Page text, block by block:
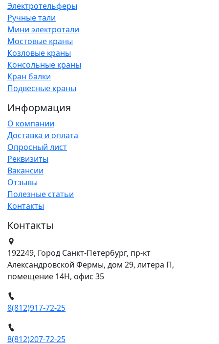
Электротельферы
Ручные тали
Мини электротали
Мостовые краны
Козловые краны
Консольные краны
Кран балки
Подвесные краны
Информация
О компании
Доставка и оплата
Опросный лист
Реквизиты
Вакансии
Отзывы
Полезные статьи
Контакты
Контакты
192249, Город Санкт-Петербург, пр-кт
Александровской Фермы, дом 29, литера П,
помещение 14Н, офис 35
8(812)917-72-25
8(812)207-72-25